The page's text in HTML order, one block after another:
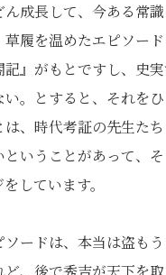
ん成長して、今ある常
草履を温めたエピソード
記』がもとですし、史
。とすると、それをひ
は、時代考証の先生た
ということがあって、
しています。
ソードは、本当は盗も